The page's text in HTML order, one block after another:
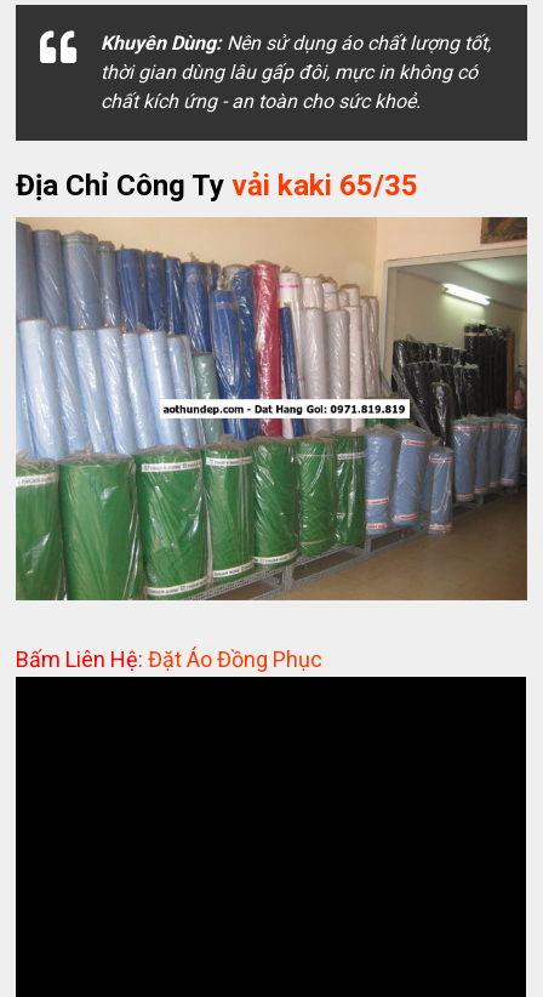
Khuyên Dùng: Nên sử dụng áo chất lượng tốt,
thời gian dùng lâu gấp đôi, mực in không có
chất kích ứng - an toàn cho sức khoẻ.
Địa Chỉ Công Tyvải kaki 65/35
Bấm Liên Hệ:Đặt Áo Đồng Phục